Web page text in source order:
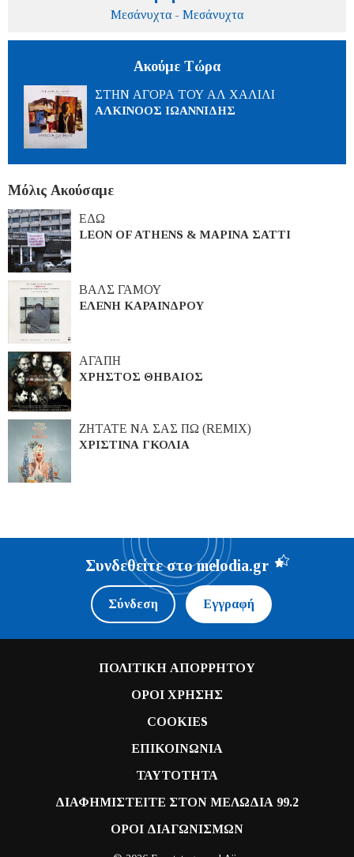
Μεσάνυχτα - Μεσάνυχτα
Ακούμε Τώρα
ΣΤΗΝ ΑΓΟΡΑ ΤΟΥ ΑΛ ΧΑΛΙΛΙ
ΑΛΚΙΝΟΟΣ ΙΩΑΝΝΙΔΗΣ
Μόλις Ακούσαμε
ΕΔΩ
LEON OF ATHENS & ΜΑΡΙΝΑ ΣΑΤΤΙ
ΒΑΛΣ ΓΑΜΟΥ
ΕΛΕΝΗ ΚΑΡΑΙΝΔΡΟΥ
ΑΓΑΠΗ
ΧΡΗΣΤΟΣ ΘΗΒΑΙΟΣ
ΖΗΤΑΤΕ ΝΑ ΣΑΣ ΠΩ (REMIX)
ΧΡΙΣΤΙΝΑ ΓΚΟΛΙΑ
Συνδεθείτε στο melodia.gr
Σύνδεση Εγγραφή
ΠΟΛΙΤΙΚΗ ΑΠΟΡΡΗΤΟΥ
ΟΡΟΙ ΧΡΗΣΗΣ
COOKIES
ΕΠΙΚΟΙΝΩΝΙΑ
ΤΑΥΤΟΤΗΤΑ
ΔΙΑΦΗΜΙΣΤΕΙΤΕ ΣΤΟΝ ΜΕΛΩΔΙΑ 99.2
ΟΡΟΙ ΔΙΑΓΩΝΙΣΜΩΝ